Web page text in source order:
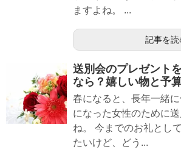
ますよね。 ...
記事を読
送別会のプレゼント
なら？嬉しい物と予
春になると、長年一緒
になった女性のために
ね。 今までのお礼とし
たいけど、どう...